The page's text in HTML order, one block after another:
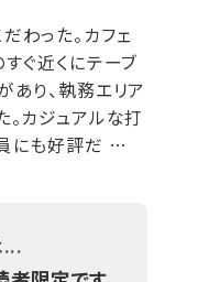
わった。カフェ
ぐ近くにテーブ
あり、執務エリア
カジュアルな打
にも好評だ …
...